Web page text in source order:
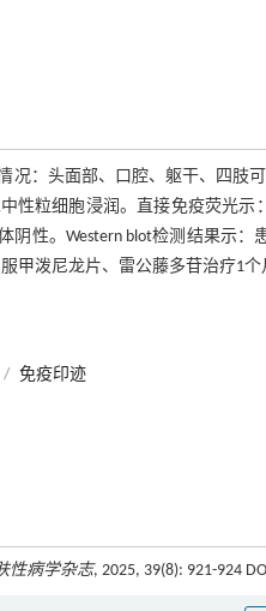
况：头面部、口腔、躯干、四肢
粒细胞浸润。直接免疫荧光示
性。Western blot检测结果示
甲泼尼龙片、雷公藤多苷治疗1
/ 免疫印迹
性病学杂志, 2025, 39(8): 921-924